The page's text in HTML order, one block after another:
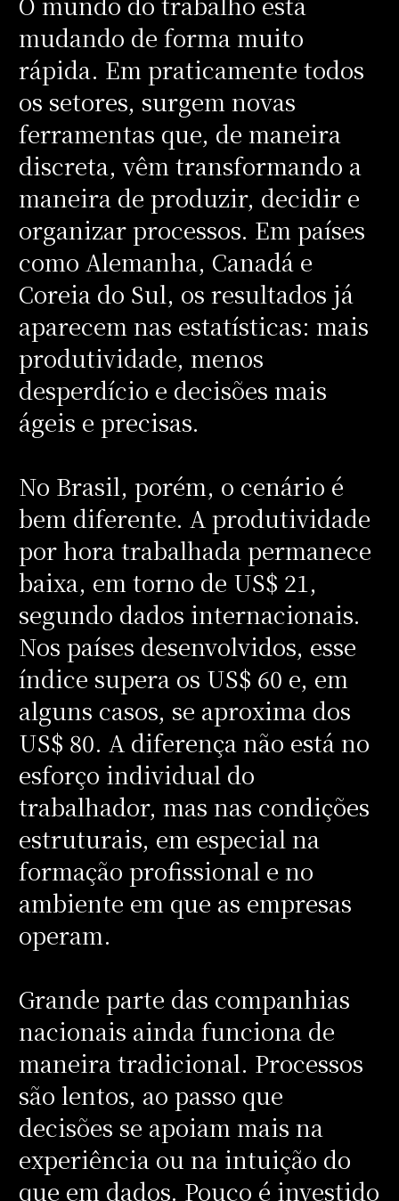
mudando de forma muito
rápida. Em praticamente todos
os setores, surgem novas
ferramentas que, de maneira
discreta, vêm transformando a
maneira de produzir, decidir e
organizar processos. Em países
como Alemanha, Canadá e
Coreia do Sul, os resultados já
aparecem nas estatísticas: mais
produtividade, menos
desperdício e decisões mais
ágeis e precisas.
No Brasil, porém, o cenário é
bem diferente. A produtividade
por hora trabalhada permanece
baixa, em torno de US$ 21,
segundo dados internacionais.
Nos países desenvolvidos, esse
índice supera os US$ 60 e, em
alguns casos, se aproxima dos
US$ 80. A diferença não está no
esforço individual do
trabalhador, mas nas condições
estruturais, em especial na
formação profissional e no
ambiente em que as empresas
operam.
Grande parte das companhias
nacionais ainda funciona de
maneira tradicional. Processos
são lentos, ao passo que
decisões se apoiam mais na
experiência ou na intuição do
que em dados. Pouco é investido